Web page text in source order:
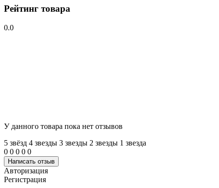
Рейтинг товара
0.0
У данного товара пока нет отзывов
5 звёзд 4 звeзды 3 звeзды 2 звeзды 1 звeзда
0 0 0 0 0
Написать отзыв
Авторизация
Регистрация